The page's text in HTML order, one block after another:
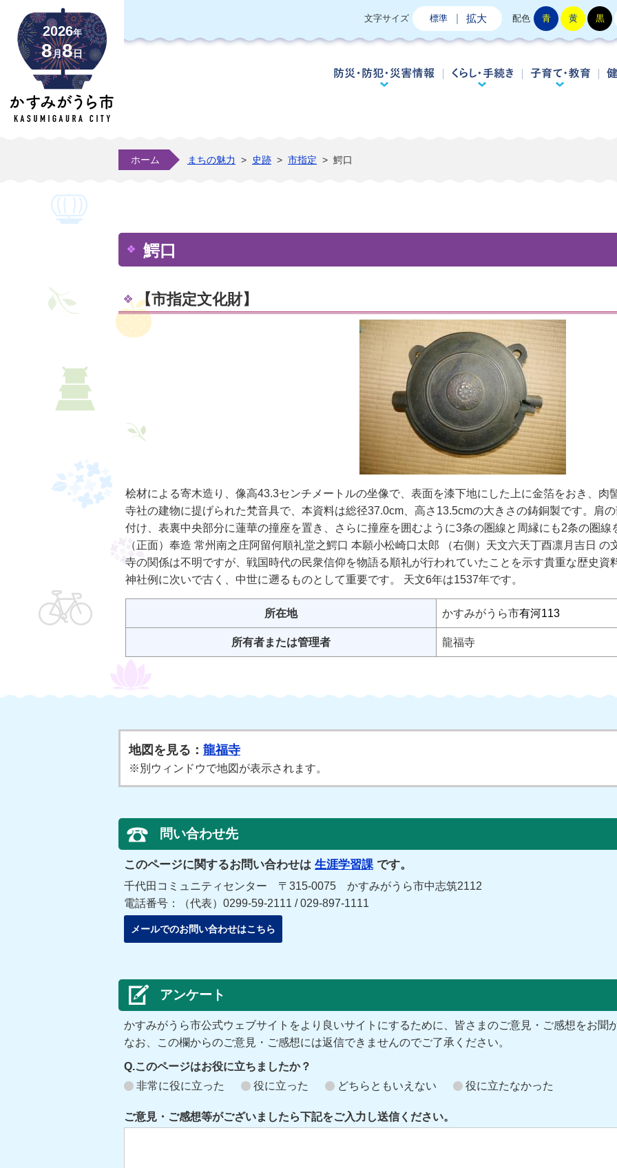
2026年
8月8日
文字サイズ 標準 拡大 配色 青 黄 黒
防災・防犯・災害情報くらし・手続き子
ホーム まちの魅力 > 史跡 > 市指定 > 鰐口
鰐口
【市指定文化財】
桧材による寄木造り、像高43.3センチメートルの坐像で、表面を漆下地にした上に金箔をおき、肉
寺社の建物に提げられた梵音具で、本資料は総径37.0cm、高さ13.5cmの大きさの鋳銅製です。肩
付け、表裏中央部分に蓮華の撞座を置き、さらに撞座を囲むように3条の圏線と周縁にも2条の圏線
（正面）奉造 常州南之庄阿留何順礼堂之鰐口 本願小松崎口太郎 （右側）天文六天丁酉凛月吉日
寺の関係は不明ですが、戦国時代の民衆信仰を物語る順礼が行われていたことを示す貴重な歴史資
神社例に次いで古く、中世に遡るものとして重要です。 天文6年は1537年です。
所在地 かすみがうら市有河113
所有者または管理者 龍福寺
地図を見る： 龍福寺
※別ウィンドウで地図が表示されます。
問い合わせ先
このページに関するお問い合わせは 生涯学習課 です。
千代田コミュニティセンター 〒315-0075 かすみがうら市中志筑2112
電話番号：（代表）0299-59-2111 / 029-897-1111
メールでのお問い合わせはこちら
アンケート
かすみがうら市公式ウェブサイトをより良いサイトにするために、皆さまのご意見・ご感想をお聞
なお、この欄からのご意見・ご感想には返信できませんのでご了承ください。
Q.このページはお役に立ちましたか？
非常に役に立った
役に立った どちらともいえない 役に立たなかった
ご意見・ご感想等がございましたら下記をご入力し送信ください。